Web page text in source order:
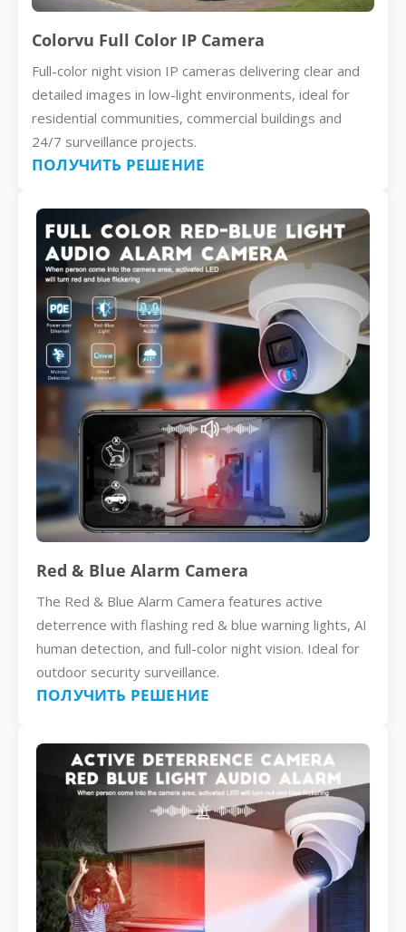
Colorvu Full Color IP Camera
Full-color night vision IP cameras delivering clear and
detailed images in low-light environments, ideal for
residential communities, commercial buildings and
24/7 surveillance projects.
ПОЛУЧИТЬ РЕШЕНИЕ
Red & Blue Alarm Camera
The Red & Blue Alarm Camera features active
deterrence with flashing red & blue warning lights, AI
human detection, and full-color night vision. Ideal for
outdoor security surveillance.
ПОЛУЧИТЬ РЕШЕНИЕ